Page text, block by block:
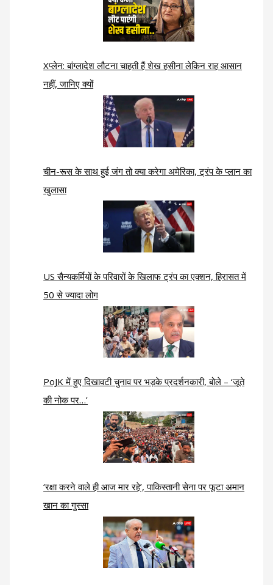
Xप्लेन: बांग्लादेश लौटना चाहती हैं शेख हसीना लेकिन राह आसान
नहीं, जानिए क्यों
चीन-रूस के साथ हुई जंग तो क्या करेगा अमेरिका, ट्रंप के प्लान का
खुलासा
US सैन्यकर्मियों के परिवारों के खिलाफ ट्रंप का एक्शन, हिरासत में
50 से ज्यादा लोग
PoJK में हुए दिखावटी चुनाव पर भड़के प्रदर्शनकारी, बोले – ‘जूते
की नोक पर…’
‘रक्षा करने वाले ही आज मार रहे’, पाकिस्तानी सेना पर फूटा अमान
खान का गुस्सा